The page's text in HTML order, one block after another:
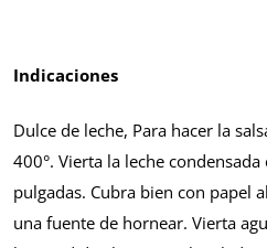
Indicaciones
Dulce de leche, Para hacer la
400°. Vierta la leche
pulgadas. Cubra bien con papel
una fuente de hornear. Vierta